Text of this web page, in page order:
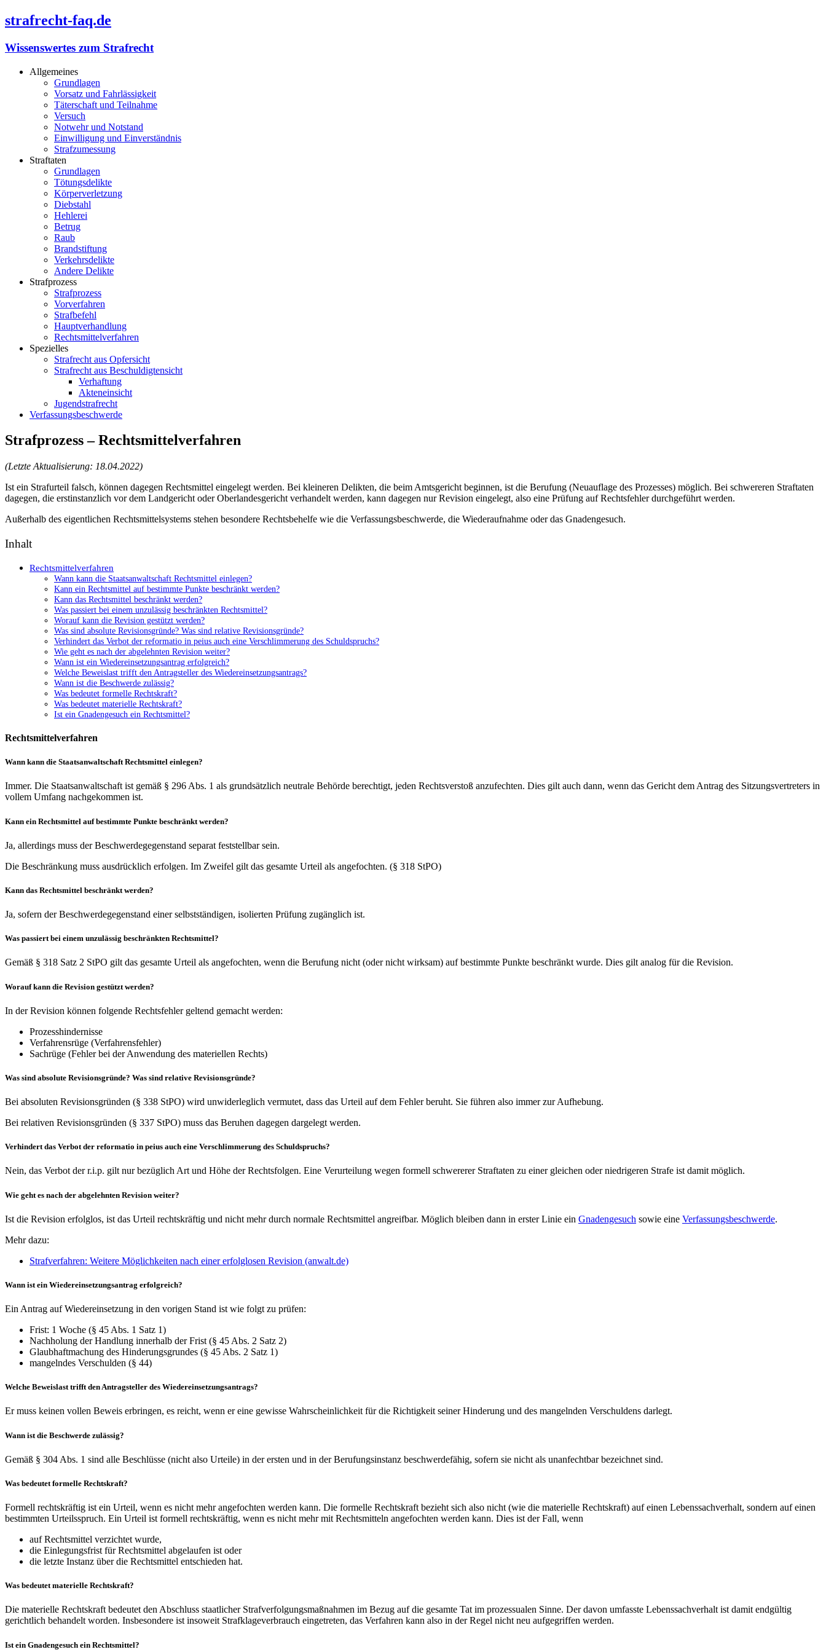
strafrecht-faq.de
Wissenswertes zum Strafrecht
Allgemeines
Grundlagen
Vorsatz und Fahrlässigkeit
Täterschaft und Teilnahme
Versuch
Notwehr und Notstand
Einwilligung und Einverständnis
Strafzumessung
Straftaten
Grundlagen
Tötungsdelikte
Körperverletzung
Diebstahl
Hehlerei
Betrug
Raub
Brandstiftung
Verkehrsdelikte
Andere Delikte
Strafprozess
Strafprozess
Vorverfahren
Strafbefehl
Hauptverhandlung
Rechtsmittelverfahren
Spezielles
Strafrecht aus Opfersicht
Strafrecht aus Beschuldigtensicht
Verhaftung
Akteneinsicht
Jugendstrafrecht
Verfassungsbeschwerde
Strafprozess – Rechtsmittelverfahren
(Letzte Aktualisierung: 18.04.2022)
Ist ein Strafurteil falsch, können dagegen Rechtsmittel eingelegt werden. Bei kleineren Delikten, die beim Amtsgericht beginnen, ist die Berufung (Neuauflage des Prozesses) möglich. Bei schwereren Straftaten
dagegen, die erstinstanzlich vor dem Landgericht oder Oberlandesgericht verhandelt werden, kann dagegen nur Revision eingelegt, also eine Prüfung auf Rechtsfehler durchgeführt werden.
Außerhalb des eigentlichen Rechtsmittelsystems stehen besondere Rechtsbehelfe wie die Verfassungsbeschwerde, die Wiederaufnahme oder das Gnadengesuch.
Inhalt
Rechtsmittelverfahren
Wann kann die Staatsanwaltschaft Rechtsmittel einlegen?
Kann ein Rechtsmittel auf bestimmte Punkte beschränkt werden?
Kann das Rechtsmittel beschränkt werden?
Was passiert bei einem unzulässig beschränkten Rechtsmittel?
Worauf kann die Revision gestützt werden?
Was sind absolute Revisionsgründe? Was sind relative Revisionsgründe?
Verhindert das Verbot der reformatio in peius auch eine Verschlimmerung des Schuldspruchs?
Wie geht es nach der abgelehnten Revision weiter?
Wann ist ein Wiedereinsetzungsantrag erfolgreich?
Welche Beweislast trifft den Antragsteller des Wiedereinsetzungsantrags?
Wann ist die Beschwerde zulässig?
Was bedeutet formelle Rechtskraft?
Was bedeutet materielle Rechtskraft?
Ist ein Gnadengesuch ein Rechtsmittel?
Rechtsmittelverfahren
Wann kann die Staatsanwaltschaft Rechtsmittel einlegen?
Immer. Die Staatsanwaltschaft ist gemäß § 296 Abs. 1 als grundsätzlich neutrale Behörde berechtigt, jeden Rechtsverstoß anzufechten. Dies gilt auch dann, wenn das Gericht dem Antrag des Sitzungsvertreters in
vollem Umfang nachgekommen ist.
Kann ein Rechtsmittel auf bestimmte Punkte beschränkt werden?
Ja, allerdings muss der Beschwerdegegenstand separat feststellbar sein.
Die Beschränkung muss ausdrücklich erfolgen. Im Zweifel gilt das gesamte Urteil als angefochten. (§ 318 StPO)
Kann das Rechtsmittel beschränkt werden?
Ja, sofern der Beschwerdegegenstand einer selbstständigen, isolierten Prüfung zugänglich ist.
Was passiert bei einem unzulässig beschränkten Rechtsmittel?
Gemäß § 318 Satz 2 StPO gilt das gesamte Urteil als angefochten, wenn die Berufung nicht (oder nicht wirksam) auf bestimmte Punkte beschränkt wurde. Dies gilt analog für die Revision.
Worauf kann die Revision gestützt werden?
In der Revision können folgende Rechtsfehler geltend gemacht werden:
Prozesshindernisse
Verfahrensrüge (Verfahrensfehler)
Sachrüge (Fehler bei der Anwendung des materiellen Rechts)
Was sind absolute Revisionsgründe? Was sind relative Revisionsgründe?
Bei absoluten Revisionsgründen (§ 338 StPO) wird unwiderleglich vermutet, dass das Urteil auf dem Fehler beruht. Sie führen also immer zur Aufhebung.
Bei relativen Revisionsgründen (§ 337 StPO) muss das Beruhen dagegen dargelegt werden.
Verhindert das Verbot der reformatio in peius auch eine Verschlimmerung des Schuldspruchs?
Nein, das Verbot der r.i.p. gilt nur bezüglich Art und Höhe der Rechtsfolgen. Eine Verurteilung wegen formell schwererer Straftaten zu einer gleichen oder niedrigeren Strafe ist damit möglich.
Wie geht es nach der abgelehnten Revision weiter?
Ist die Revision erfolglos, ist das Urteil rechtskräftig und nicht mehr durch normale Rechtsmittel angreifbar. Möglich bleiben dann in erster Linie ein Gnadengesuch sowie eine Verfassungsbeschwerde.
Mehr dazu:
Strafverfahren: Weitere Möglichkeiten nach einer erfolglosen Revision (anwalt.de)
Wann ist ein Wiedereinsetzungsantrag erfolgreich?
Ein Antrag auf Wiedereinsetzung in den vorigen Stand ist wie folgt zu prüfen:
Frist: 1 Woche (§ 45 Abs. 1 Satz 1)
Nachholung der Handlung innerhalb der Frist (§ 45 Abs. 2 Satz 2)
Glaubhaftmachung des Hinderungsgrundes (§ 45 Abs. 2 Satz 1)
mangelndes Verschulden (§ 44)
Welche Beweislast trifft den Antragsteller des Wiedereinsetzungsantrags?
Er muss keinen vollen Beweis erbringen, es reicht, wenn er eine gewisse Wahrscheinlichkeit für die Richtigkeit seiner Hinderung und des mangelnden Verschuldens darlegt.
Wann ist die Beschwerde zulässig?
Gemäß § 304 Abs. 1 sind alle Beschlüsse (nicht also Urteile) in der ersten und in der Berufungsinstanz beschwerdefähig, sofern sie nicht als unanfechtbar bezeichnet sind.
Was bedeutet formelle Rechtskraft?
Formell rechtskräftig ist ein Urteil, wenn es nicht mehr angefochten werden kann. Die formelle Rechtskraft bezieht sich also nicht (wie die materielle Rechtskraft) auf einen Lebenssachverhalt, sondern auf einen
bestimmten Urteilsspruch. Ein Urteil ist formell rechtskräftig, wenn es nicht mehr mit Rechtsmitteln angefochten werden kann. Dies ist der Fall, wenn
auf Rechtsmittel verzichtet wurde,
die Einlegungsfrist für Rechtsmittel abgelaufen ist oder
die letzte Instanz über die Rechtsmittel entschieden hat.
Was bedeutet materielle Rechtskraft?
Die materielle Rechtskraft bedeutet den Abschluss staatlicher Strafverfolgungsmaßnahmen im Bezug auf die gesamte Tat im prozessualen Sinne. Der davon umfasste Lebenssachverhalt ist damit endgültig
gerichtlich behandelt worden. Insbesondere ist insoweit Strafklageverbrauch eingetreten, das Verfahren kann also in der Regel nicht neu aufgegriffen werden.
Ist ein Gnadengesuch ein Rechtsmittel?